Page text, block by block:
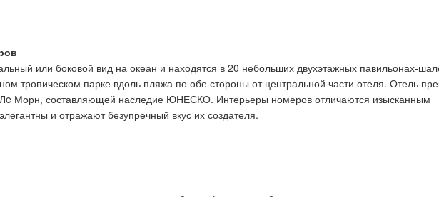
или боковой вид на океан и находятся в 20 небольших двухэтажных павильонах-
тропическом парке вдоль пляжа по обе стороны от центральной части отеля. Отель
Морн, составляющей наследие ЮНЕСКО. Интерьеры номеров отличаются изысканным
и отражают безупречный вкус их создателя.